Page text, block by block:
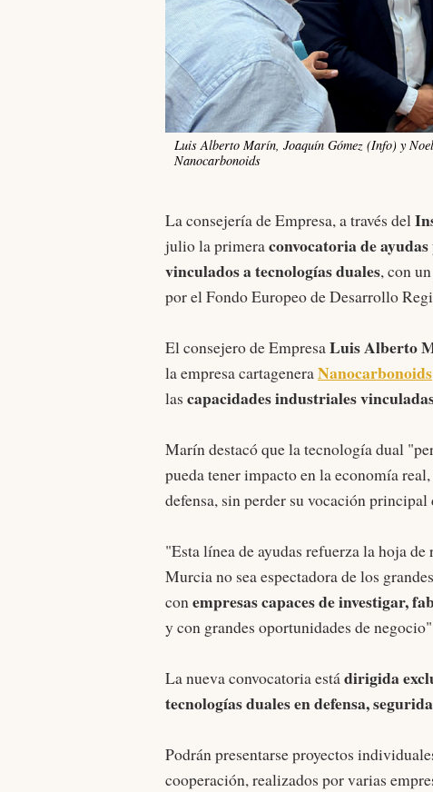
Luis Alberto Marín, Joaquín Gómez (Info) y
Nanocarbonoids
La consejería de Empresa, a través del
julio la primeraconvocatoria de
vinculados a tecnologías duales, con
por el Fondo Europeo de Desarrollo
El consejero de EmpresaLuis Alberto
la empresa cartageneraNanocarbonoids
las capacidades industriales
Marín destacó que la tecnología dual
pueda tener impacto en la economía
defensa, sin perder su vocación
"Esta línea de ayudas refuerza la hoja
Murcia no sea espectadora de los
conempresas capaces de investigar,
y con grandes oportunidades de
La nueva convocatoria estádirigida
tecnologías duales en defensa,
Podrán presentarse proyectos
cooperación, realizados por varias